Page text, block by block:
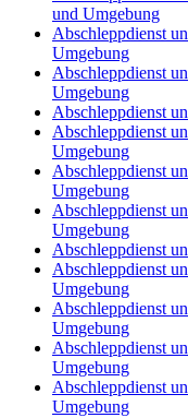
und Umgebung
Abschleppdienst
Umgebung
Abschleppdienst
Umgebung
Abschleppdienst
Abschleppdienst
Umgebung
Abschleppdienst
Umgebung
Abschleppdienst
Umgebung
Abschleppdienst
Abschleppdienst
Umgebung
Abschleppdienst
Umgebung
Abschleppdienst
Umgebung
Abschleppdienst
Umgebung